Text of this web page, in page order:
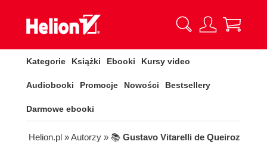
Kategorie Książki Ebooki Kursy video
Audiobooki Promocje Nowości Bestsellery
Darmowe ebooki
Helion.pl » Autorzy » 📚 Gustavo Vitarelli de Queiroz